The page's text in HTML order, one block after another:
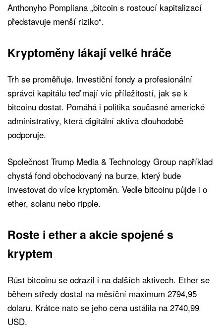
Anthonyho Pompliana „bitcoin s rostoucí kapitalizací
představuje menší riziko“.
Kryptoměny lákají velké hráče
Trh se proměňuje. Investiční fondy a profesionální
správci kapitálu teď mají víc příležitostí, jak se k
bitcoinu dostat. Pomáhá i politika současné americké
administrativy, která digitální aktiva dlouhodobě
podporuje.
Společnost Trump Media & Technology Group například
chystá fond obchodovaný na burze, který bude
investovat do více kryptoměn. Vedle bitcoinu půjde i o
ether, solanu nebo ripple.
Roste i ether a akcie spojené s
kryptem
Růst bitcoinu se odrazil i na dalších aktivech. Ether se
během středy dostal na měsíční maximum 2794,95
dolaru. Krátce nato se jeho cena ustálila na 2740,99
USD.